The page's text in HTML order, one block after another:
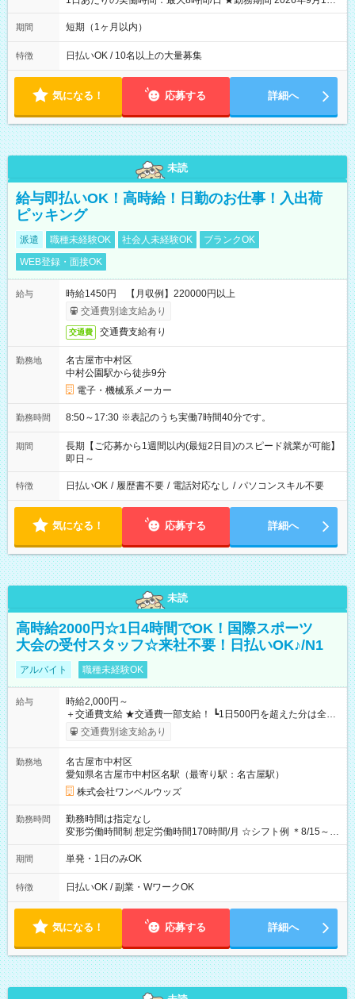
日~2026年10月23日 短期勤務OK! 期間中フル勤務できる方優遇
※週3~5日勤務(勤務日数応相談) ※期間前から勤務スタートも可
り ※夜勤シフトあり
期間 短期（1ヶ月以内）
特徴 日払いOK / 10名以上の大量募集
気になる！ 応募する 詳細へ
未読
給与即払いOK！高時給！日勤のお仕事！入出荷
ピッキング
派遣 職種未経験OK 社会人未経験OK
ブランクOK
WEB登録・面接OK
給与
時給1450円 【月収例】220000円以上
交通費別途支給あり
交通費 交通費支給有り
勤務地
名古屋市中村区
中村公園駅から徒歩9分
電子・機械系メーカー
勤務時間 8:50～17:30 ※表記のうち実働7時間40分です。
期間
長期【ご応募から1週間以内(最短2日目)のスピード就業が可能】
即日～
特徴 日払いOK / 履歴書不要 / 電話対応なし / パソコンスキル不要
気になる！ 応募する 詳細へ
未読
高時給2000円☆1日4時間でOK！国際スポーツ
大会の受付スタッフ☆来社不要！日払いOK♪/N1
アルバイト 職種未経験OK
給与
時給2,000円～
＋交通費支給 ★交通費一部支給！ ┗1日500円を超えた分は全額
支給！ ※往復500円以内の方は自己負担となります ★日払い
OK！（規定あり） ┗働いたその日に現金GET♪ お仕事後はコン
期間なし
交通費別途支給あり
勤務地
名古屋市中村区
愛知県名古屋市中村区名駅（最寄り駅：名古屋駅）
株式会社ワンベルウッズ
勤務時間
勤務時間は指定なし
変形労働時間制 想定労働時間170時間/月 ☆シフト例 ＊8/15～
10/26 全日共通 08：00～12：00 17：00～21：00 ＊8/31
～9/19のみ下記シフトもあります！ 12：00～16：00 ＊9/6～
00
期間 単発・1日のみOK
特徴 日払いOK / 副業・WワークOK
気になる！ 応募する 詳細へ